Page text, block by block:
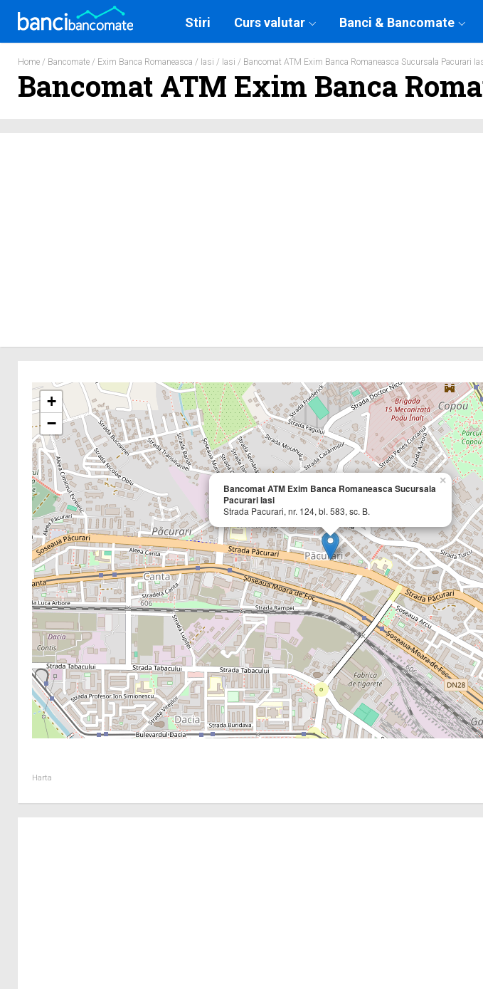
Stiri Curs valutar Banci & Bancomate
Home / Bancomate / Exim Banca Romaneasca / Iasi / Iasi / Bancomat ATM Exim Banca Romaneasca Sucursala Pacurari
Bancomat ATM Exim Banca
Bancomat ATM Exim Banca Romaneasca Sucursala
Pacurari Iasi
Strada Pacurari, nr. 124, bl. 583, sc. B.
×
+
−
Harta